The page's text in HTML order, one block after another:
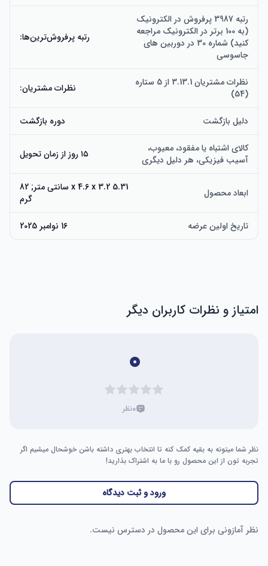
رتبه 3987 پرفروش در الکترونیک
(به 100 برتر در الکترونیک مراجعه
کنید) شماره 30 در دوربین های
جاسوسی
رتبه پرفروش‌ترین‌ها:
نظرات مشتریان 3.13.1 از 5 ستاره
(54)
نظرات مشتریان:
دلیل بازگشت دوره بازگشت
کالای اشتباه یا مفقود، معیوب،
آسیب فیزیکی، هر دلیل دیگری
۱۵ روز از زمان تحویل
ابعاد محصول
5.31 x 4.6 x 3.2 سانتی متر; 82
گرم
تاریخ اولین عرضه 16 نوامبر 2025
امتیاز و نظرات کاربران دیگر
۰
۰نظر
نظر شما میتونه به بقیه کمک کنه تا انتخاب بهتری داشته باشن خوشحال میشیم اگر
تجربه تون از این محصول رو با ما به اشتراک بذارید!
ورود و ثبت دیدگاه
نظر آمازونی برای این محصول در دسترس نیست.